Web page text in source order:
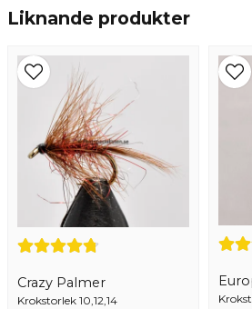
Liknande produkter
Crazy Palmer
Krokstorlek 10,12,14
Namn
email
Mejladress
Ja, ni får publicera min fråga